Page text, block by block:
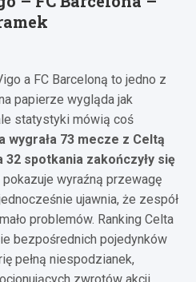
a FC Barceloną to jedno z
papierze wygląda jak
statystyki mówią coś
wygrała 73 mecze z Celtą
32 spotkania zakończyły się
wyraźną przewagę
ujawnia, że zespół
problemów. Ranking Celta
bezpośrednich pojedynków
pełną niespodzianek,